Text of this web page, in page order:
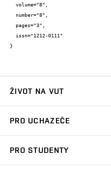
}
ŽIVOT NA VUT
Koleje
PRO UCHAZEČE
PRO STUDENTY